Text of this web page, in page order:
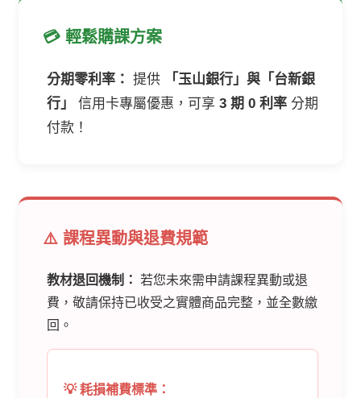
💳 輕鬆購課方案
分期零利率： 提供
「玉山銀行」與「台新銀
行」
信用卡專屬優惠，可享 3 期 0 利率 分期
付款！
⚠️ 課程異動與退費規範
教材退回機制： 若您未來需申請課程異動或退
費，敬請保持已收受之實體商品完整，並全數繳
回。
💡 耗損補費標準：